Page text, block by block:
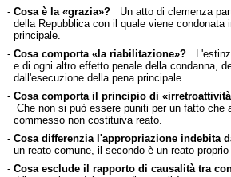
- Cosa è la «grazia»?Un atto di clemenza
della Repubblica con il quale viene condonata
principale.
- Cosa comporta «la riabilitazione»?
e di ogni altro effetto penale della condanna,
dall'esecuzione della pena principale.
- Cosa comporta il principio di
Che non si può essere puniti per un fatto che
commesso non costituiva reato.
- Cosa differenzia l'appropriazione indebita
un reato comune, il secondo è un reato proprio
- Cosa esclude il rapporto di causalità tra